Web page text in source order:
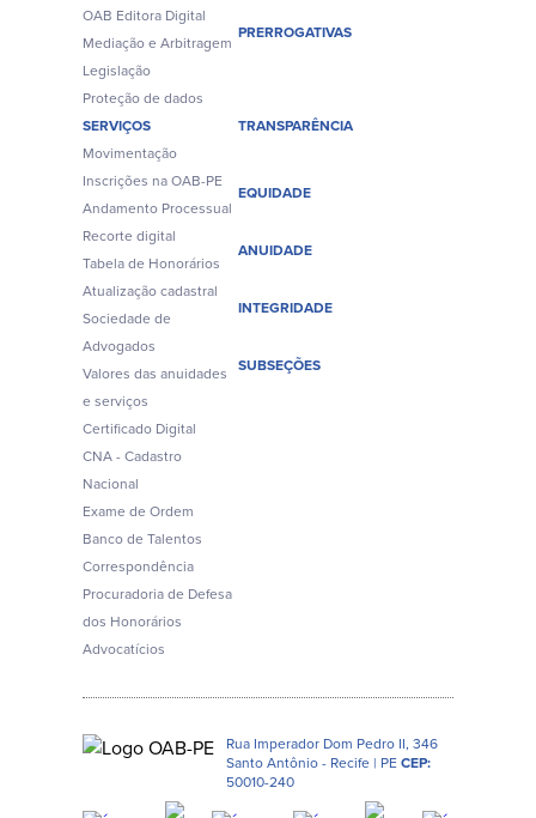
OAB Editora Digital
Mediação e Arbitragem
Legislação
Proteção de dados
PRERROGATIVAS
SERVIÇOS
Movimentação
Inscrições na OAB-PE
Andamento Processual
Recorte digital
Tabela de Honorários
Atualização cadastral
Sociedade de
Advogados
Valores das anuidades
e serviços
Certificado Digital
CNA - Cadastro
Nacional
Exame de Ordem
Banco de Talentos
Correspondência
Procuradoria de Defesa
dos Honorários
Advocatícios
TRANSPARÊNCIA
EQUIDADE
ANUIDADE
INTEGRIDADE
SUBSEÇÕES
Rua Imperador Dom Pedro II, 346
Santo Antônio - Recife | PECEP:
50010-240